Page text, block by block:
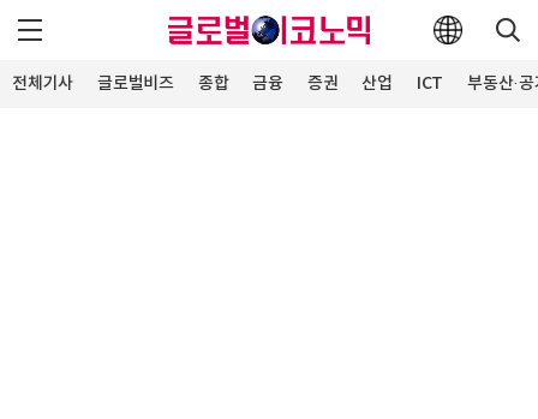
전체기사 글로벌비즈 종합 금융 증권 산업 ICT 부동산·